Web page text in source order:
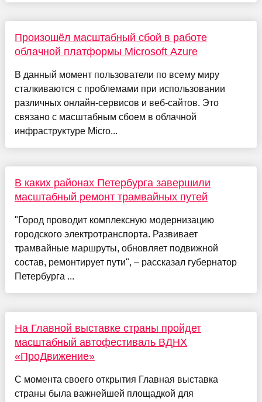
Произошёл масштабный сбой в работе
облачной платформы Microsoft Azure
В данный момент пользователи по всему миру
сталкиваются с проблемами при использовании
различных онлайн-сервисов и веб-сайтов. Это
связано с масштабным сбоем в облачной
инфраструктуре Micro...
В каких районах Петербурга завершили
масштабный ремонт трамвайных путей
"Город проводит комплексную модернизацию
городского электротранспорта. Развивает
трамвайные маршруты, обновляет подвижной
состав, ремонтирует пути", – рассказал губернатор
Петербурга ...
На Главной выставке страны пройдет
масштабный автофестиваль ВДНХ
«ПроДвижение»
С момента своего открытия Главная выставка
страны была важнейшей площадкой для